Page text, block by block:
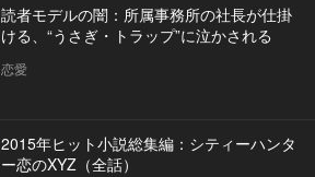
読者モデルの闇：所属事務所の社長が仕掛
ける、“うさぎ・トラップ”に泣かされる
恋愛
2015年ヒット小説総集編：シティーハンタ
ー恋のXYZ（全話）